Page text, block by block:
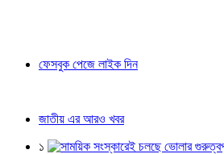
ফেসবুক পেজে লাইক দিন
জাতীয় এর আরও খবর
১